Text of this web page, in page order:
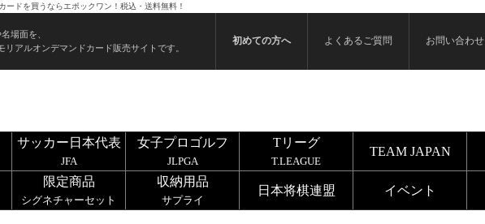
ドを買うならエポックワン！税込・送料無料！
場面を、
アルオンデマンドカード販売サイトです。
初めての方へ よくあるご質問 お問い合わせ
サッカー日本代表
JFA
女子プロゴルフ
JLPGA
Tリーグ
T.LEAGUE
TEAM JAPAN
限定商品
シグネチャーセット
収納用品
サプライ
日本将棋連盟 イベント